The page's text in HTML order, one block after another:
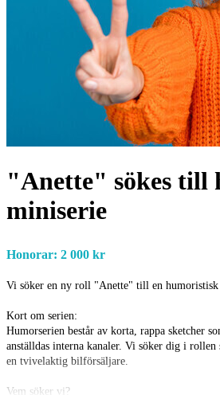
"Anette" sökes till
miniserie
Honorar: 2 000 kr
Vi söker en ny roll "Anette" till en
Kort om serien:
Humorserien består av korta, rappa sketcher
anställdas interna kanaler. Vi söker dig i
en tvivelaktig bilförsäljare.
Vem söker vi?